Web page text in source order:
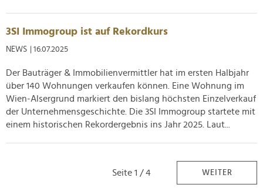
3SI Immogroup ist auf Rekordkurs
NEWS | 16.07.2025
Der Bauträger & Immobilienvermittler hat im ersten Halbjahr
über 140 Wohnungen verkaufen können. Eine Wohnung im
Wien-Alsergrund markiert den bislang höchsten Einzelverkauf
der Unternehmensgeschichte. Die 3SI Immogroup startete mit
einem historischen Rekordergebnis ins Jahr 2025. Laut...
Seite 1 / 4 WEITER